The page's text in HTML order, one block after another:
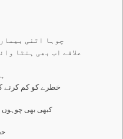
چوہا اتنی
علاقے اب بھی ہنٹا
خطرے کو کم کرنے
کبھی بھی